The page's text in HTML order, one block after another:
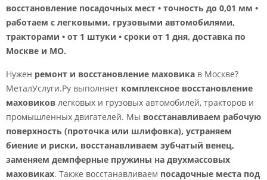
восстановление посадочных мест • точность до 0,01 мм •
работаем с легковыми, грузовыми автомобилями,
тракторами • от 1 штуки • сроки от 1 дня, доставка по
Москве и МО.
Нужен ремонт и восстановление маховика в Москве?
МеталУслуги.Ру выполняет комплексное восстановление
маховиков легковых и грузовых автомобилей, тракторов и
промышленных двигателей. Мы восстанавливаем рабочую
поверхность (проточка или шлифовка), устраняем
биение и риски, восстанавливаем зубчатый венец,
заменяем демпферные пружины на двухмассовых
маховиках. Также восстанавливаем посадочные места под